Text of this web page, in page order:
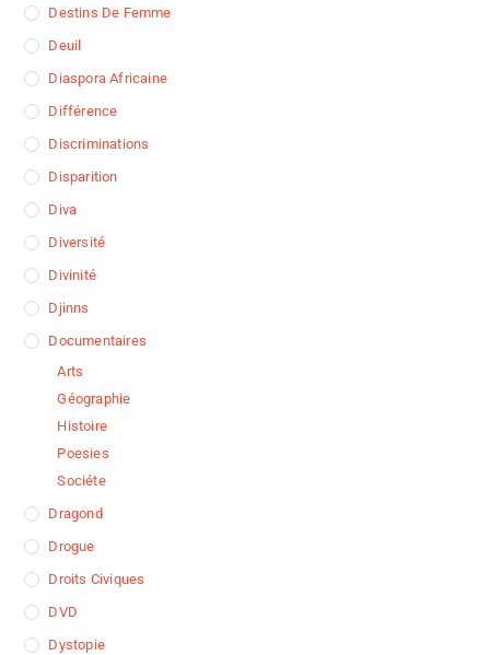
Destins De Femme
Deuil
Diaspora Africaine
Différence
Discriminations
Disparition
Diva
Diversité
Divinité
Djinns
Documentaires
Arts
Géographie
Histoire
Poesies
Sociéte
Dragond
Drogue
Droits Civiques
DVD
Dystopie